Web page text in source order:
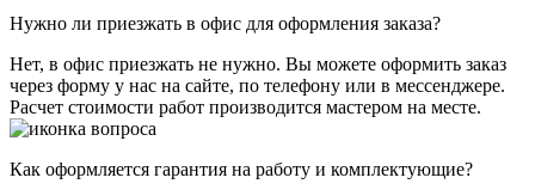
Нужно ли приезжать в офис для оформления заказа?
Нет, в офис приезжать не нужно. Вы можете оформить заказ
через форму у нас на сайте, по телефону или в мессенджере.
Расчет стоимости работ производится мастером на месте.
Как оформляется гарантия на работу и комплектующие?